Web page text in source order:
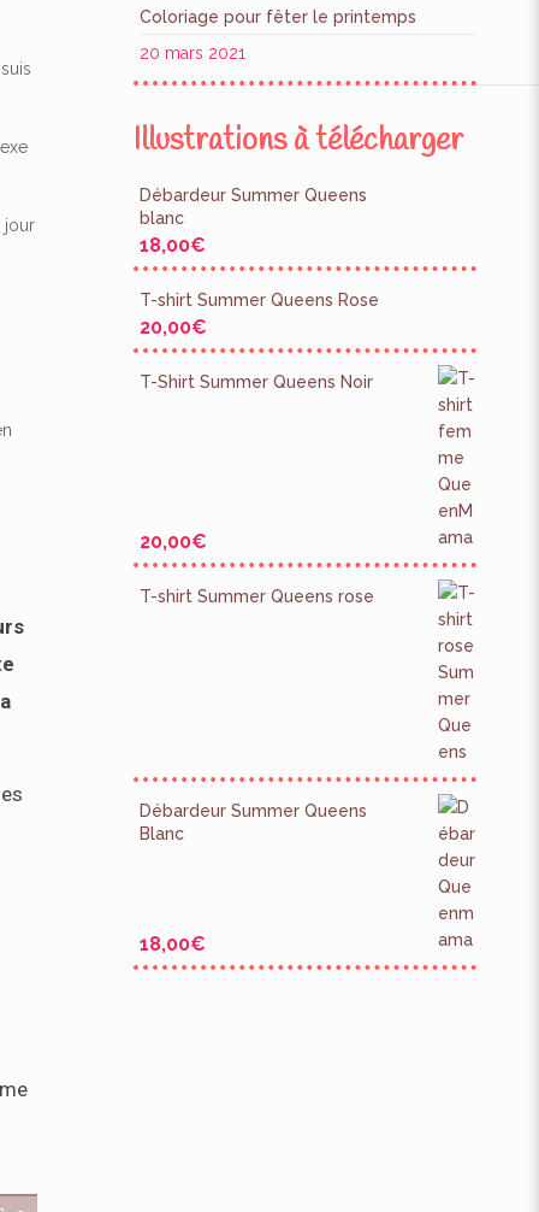
jour
Coloriage pour fêter le printemps
20 mars 2021
Illustrations à télécharger
Débardeur Summer Queens
blanc
18,00€
T-shirt Summer Queens Rose
20,00€
T-Shirt Summer Queens Noir
20,00€
T-shirt Summer Queens rose
Débardeur Summer Queens
Blanc
18,00€